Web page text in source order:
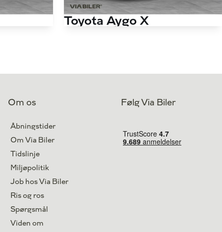
Benzin
Odense M
Toyota Aygo X
Drivmiddel
Benzin
Om os
Åbningstider
Om Via Biler
Tidslinje
Miljøpolitik
Job hos Via Biler
Ris og ros
Spørgsmål
Viden om
Følg Via Biler